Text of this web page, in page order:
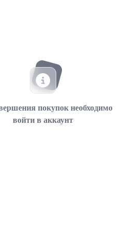
покупок необходимо
войти в аккаунт